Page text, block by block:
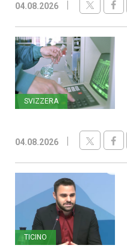
04.08.2026
SVIZZERA
04.08.2026
TICINO